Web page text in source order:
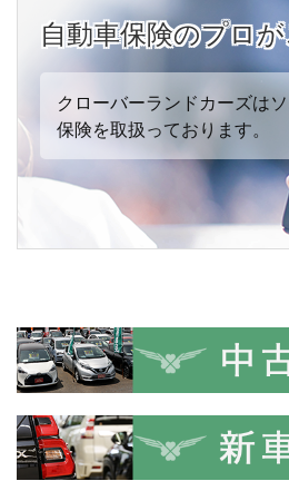
自動車保険のプロ
クローバーランドカーズは
保険を取扱っております。